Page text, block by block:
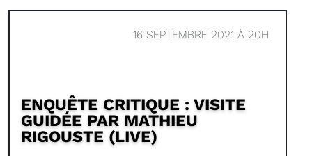
16 SEPTEMBRE 2021 À 20H
ENQUÊTE CRITIQUE : VISITE
GUIDÉE PAR MATHIEU
RIGOUSTE (LIVE)